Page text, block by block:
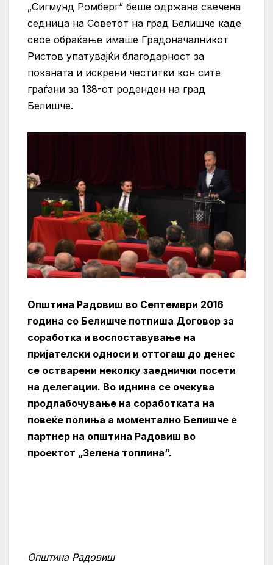
„Сигмунд Ромберг“ беше одржана свечена
седница на Советот на град Белишче каде
свое обраќање имаше Градоначалникот
Ристов упатувајќи благодарност за
поканата и искрени честитки кон сите
граѓани за 138-от роденден на град
Белишче.
Општина Радовиш во Септември 2016
година со Белишче потпиша Договор за
соработка и воспоставување на
пријателски односи и оттогаш до денес
се остварени неколку заеднички посети
на делегации. Во иднина се очекува
продлабочување на соработката на
повеќе полиња а моментално Белишче е
партнер на општина Радовиш во
проектот „Зелена топлина“.
Општина Радовиш